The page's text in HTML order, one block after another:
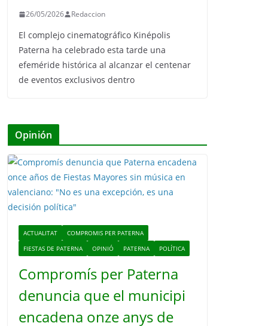
26/05/2026 Redaccion
El complejo cinematográfico Kinépolis
Paterna ha celebrado esta tarde una
efeméride histórica al alcanzar el centenar
de eventos exclusivos dentro
Opinión
ACTUALITAT
COMPROMIS PER PATERNA
FIESTAS DE PATERNA
OPINIÓ PATERNA POLÍTICA
Compromís per Paterna
denuncia que el municipi
encadena onze anys de